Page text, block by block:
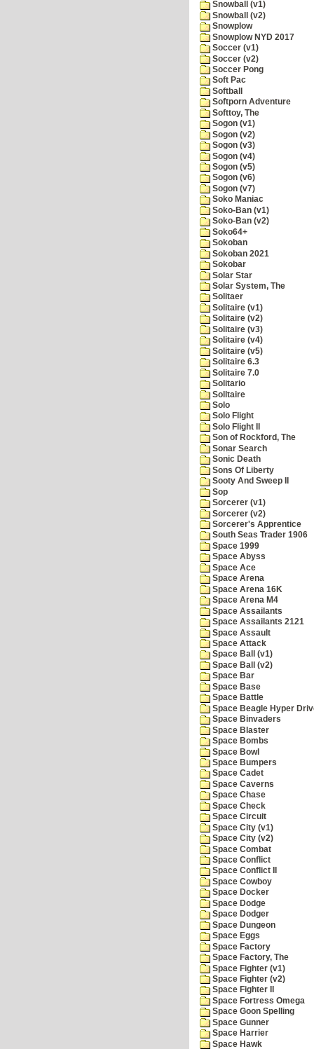
Snowball (v1)
Snowball (v2)
Snowplow
Snowplow NYD 2017
Soccer (v1)
Soccer (v2)
Soccer Pong
Soft Pac
Softball
Softporn Adventure
Softtoy, The
Sogon (v1)
Sogon (v2)
Sogon (v3)
Sogon (v4)
Sogon (v5)
Sogon (v6)
Sogon (v7)
Soko Maniac
Soko-Ban (v1)
Soko-Ban (v2)
Soko64+
Sokoban
Sokoban 2021
Sokobar
Solar Star
Solar System, The
Solitaer
Solitaire (v1)
Solitaire (v2)
Solitaire (v3)
Solitaire (v4)
Solitaire (v5)
Solitaire 6.3
Solitaire 7.0
Solitario
Solltaire
Solo
Solo Flight
Solo Flight II
Son of Rockford, The
Sonar Search
Sonic Death
Sons Of Liberty
Sooty And Sweep II
Sop
Sorcerer (v1)
Sorcerer (v2)
Sorcerer's Apprentice
South Seas Trader 1906
Space 1999
Space Abyss
Space Ace
Space Arena
Space Arena 16K
Space Arena M4
Space Assailants
Space Assailants 2121
Space Assault
Space Attack
Space Ball (v1)
Space Ball (v2)
Space Bar
Space Base
Space Battle
Space Beagle Hyper
Space Binvaders
Space Blaster
Space Bombs
Space Bowl
Space Bumpers
Space Cadet
Space Caverns
Space Chase
Space Check
Space Circuit
Space City (v1)
Space City (v2)
Space Combat
Space Conflict
Space Conflict II
Space Cowboy
Space Docker
Space Dodge
Space Dodger
Space Dungeon
Space Eggs
Space Factory
Space Factory, The
Space Fighter (v1)
Space Fighter (v2)
Space Fighter II
Space Fortress Omega
Space Goon Spelling
Space Gunner
Space Harrier
Space Hawk